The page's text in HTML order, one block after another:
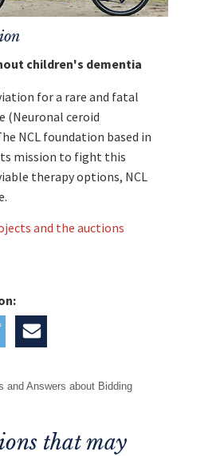
children's dementia
for a rare and fatal
(Neuronal ceroid
NCL foundation based in
mission to fight this
therapy options, NCL
and the auctions
and Answers about Bidding
that may